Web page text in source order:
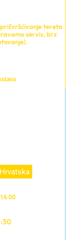
tereta
servis, brz